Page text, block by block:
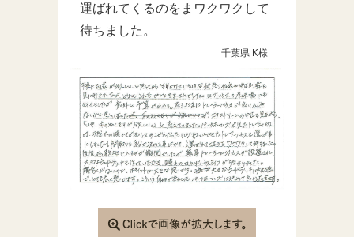
運ばれてくるのをまワクワクして
待ちました。
千葉県 K様